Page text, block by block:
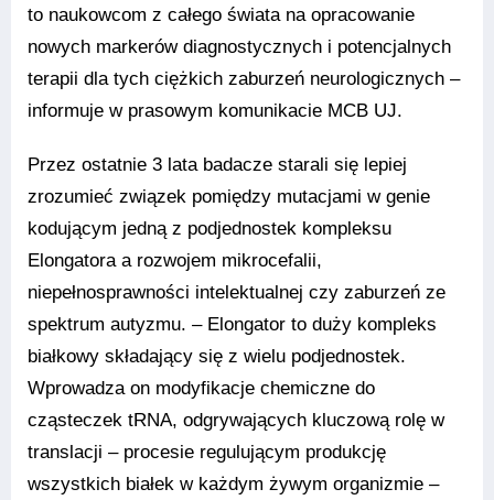
to naukowcom z całego świata na opracowanie
nowych markerów diagnostycznych i potencjalnych
terapii dla tych ciężkich zaburzeń neurologicznych –
informuje w prasowym komunikacie MCB UJ.
Przez ostatnie 3 lata badacze starali się lepiej
zrozumieć związek pomiędzy mutacjami w genie
kodującym jedną z podjednostek kompleksu
Elongatora a rozwojem mikrocefalii,
niepełnosprawności intelektualnej czy zaburzeń ze
spektrum autyzmu. – Elongator to duży kompleks
białkowy składający się z wielu podjednostek.
Wprowadza on modyfikacje chemiczne do
cząsteczek tRNA, odgrywających kluczową rolę w
translacji – procesie regulującym produkcję
wszystkich białek w każdym żywym organizmie –